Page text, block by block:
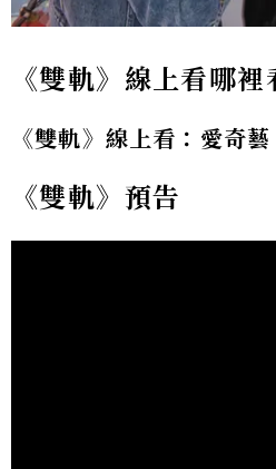
《雙軌》線上看哪裡
《雙軌》線上看：愛奇藝
《雙軌》預告